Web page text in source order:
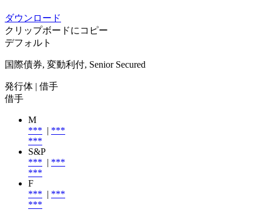
ダウンロード
クリップボードにコピー
デフォルト
国際債券, 変動利付, Senior Secured
発行体 | 借手
借手
M
*** | ***
***
S&P
*** | ***
***
F
*** | ***
***